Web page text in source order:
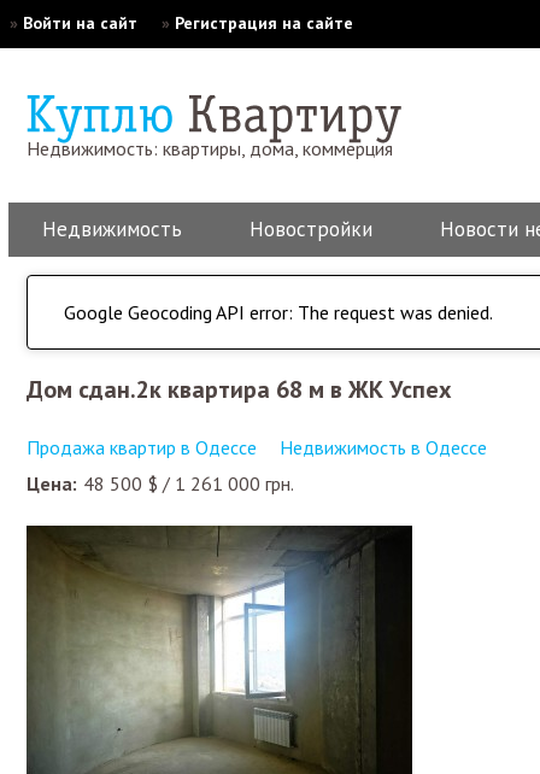
» Войти на сайт » Регистрация на сайте
Недвижимость: квартиры, дома, коммерция
Недвижимость Новостройки Новости
Google Geocoding API error: The request was denied.
Дом сдан.2к квартира 68 м в ЖК Успех
Продажа квартир в Одессе
Недвижимость в Одессе
Цена: 48 500 $ / 1 261 000 грн.